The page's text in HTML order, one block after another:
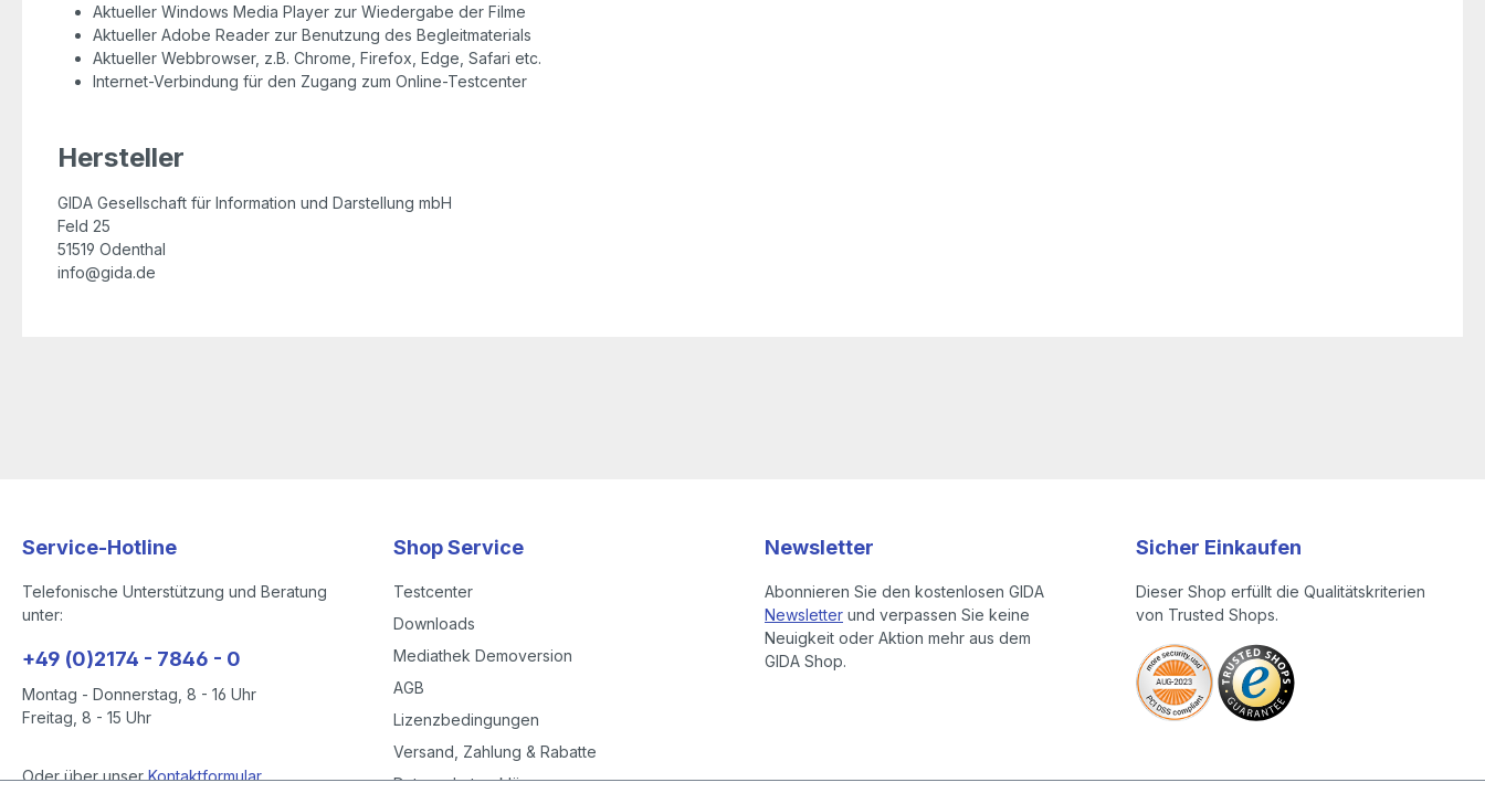
Aktueller Windows Media Player zur Wiedergabe der Filme
Aktueller Adobe Reader zur Benutzung des Begleitmaterials
Aktueller Webbrowser, z.B. Chrome, Firefox, Edge, Safari etc.
Internet-Verbindung für den Zugang zum Online-Testcenter
Hersteller
GIDA Gesellschaft für Information und Darstellung mbH
Feld 25
51519 Odenthal
info@gida.de
Service-Hotline
Telefonische Unterstützung und Beratung
unter:
+49 (0)2174 - 7846 - 0
Montag - Donnerstag, 8 - 16 Uhr
Freitag, 8 - 15 Uhr
Oder über unserKontaktformular.
Shop Service
Testcenter
Downloads
Mediathek Demoversion
AGB
Lizenzbedingungen
Versand, Zahlung & Rabatte
Datenschutzerklärung
Newsletter
Abonnieren Sie den kostenlosen GIDA
Newsletter und verpassen Sie keine
Neuigkeit oder Aktion mehr aus dem
GIDA Shop.
Sicher Einkaufen
Dieser Shop erfüllt die Qualitätskriterien
von Trusted Shops.